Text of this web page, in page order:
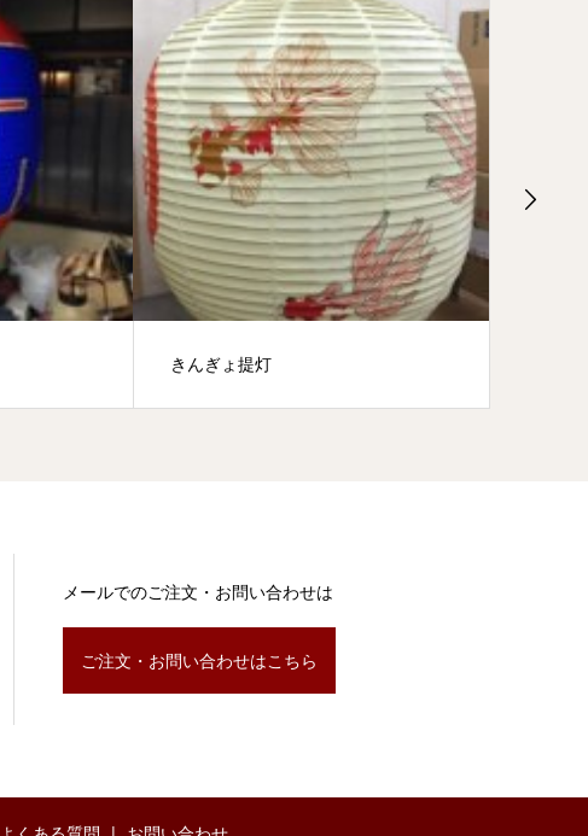
きんぎょ提灯
メールでのご注文・お問い合わせは
ご注文・お問い合わせはこちら